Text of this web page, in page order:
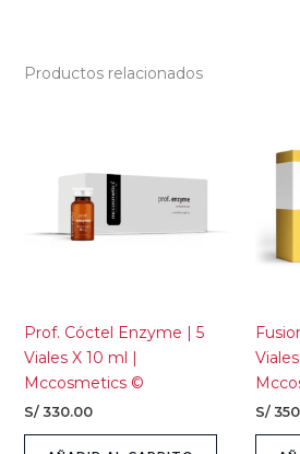
Productos relacionados
Prof. Cóctel Enzyme | 5
Viales X 10 ml |
Mccosmetics ©
S/330.00 S/